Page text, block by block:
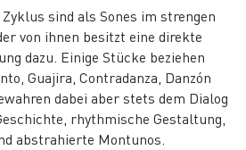
sind als Sones im strengen
von ihnen besitzt eine direkte
dazu. Einige Stücke beziehen
Guajira, Contradanza, Danzón
dabei aber stets dem Dialog
rhythmische Gestaltung,
abstrahierte Montunos.